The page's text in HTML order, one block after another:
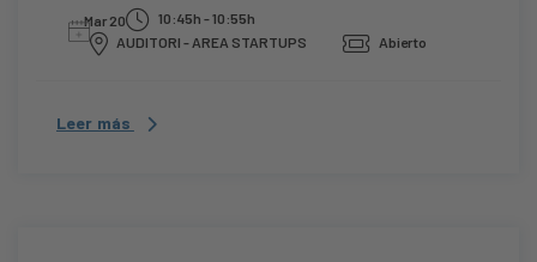
Mar 20
10:45h - 10:55h
AUDITORI - AREA STARTUPS
Abierto
Leer más